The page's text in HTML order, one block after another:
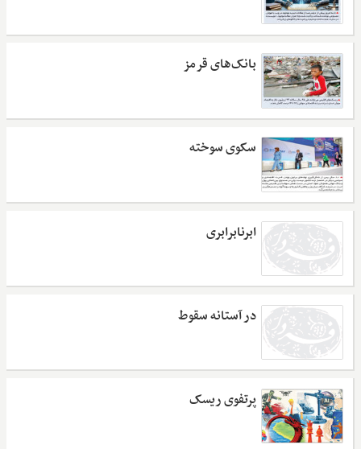
بانک‌های قرمز
سکوی سوخته
ابرنابرابری
در آستانه سقوط
پرتفوی ریسک